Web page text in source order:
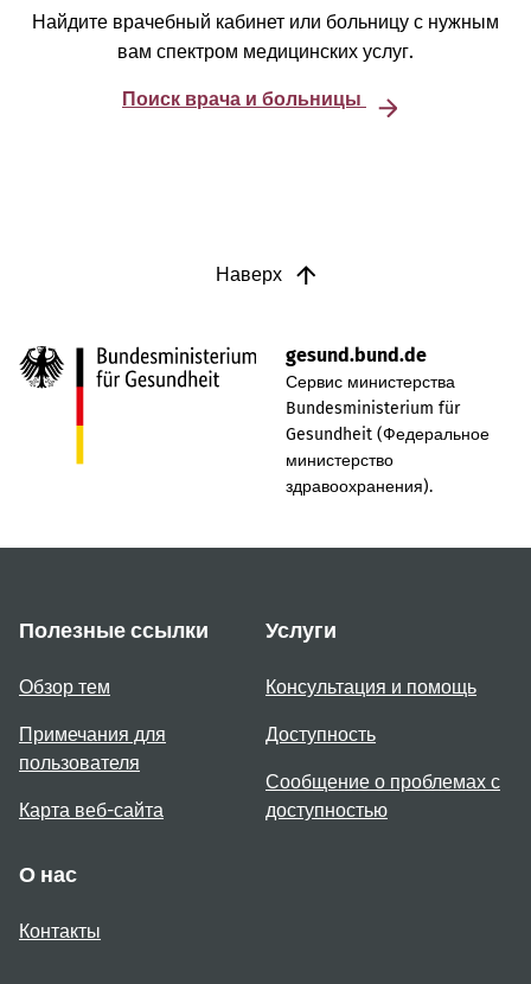
Найдите врачебный кабинет или больницу с нужным
вам спектром медицинских услуг.
Поиск врача и больницы
Наверх
gesund.bund.de
Сервис министерства
Bundesministerium für
Gesundheit (Федеральное
министерство
здравоохранения).
Полезные ссылки
Обзор тем
Примечания для
пользователя
Карта веб-сайта
Услуги
Консультация и помощь
Доступность
Сообщение о проблемах с
доступностью
О нас
Контакты